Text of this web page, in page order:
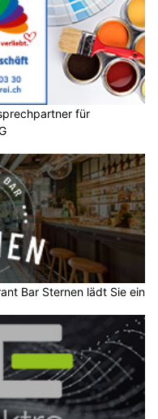
für
Bar Sternen lädt Sie ein